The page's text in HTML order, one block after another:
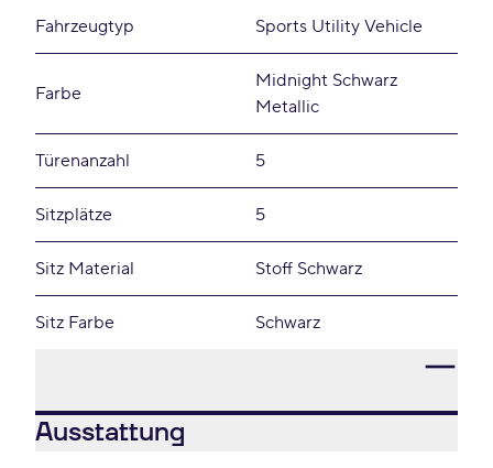
Fahrzeugtyp Sports Utility Vehicle
Farbe
Midnight Schwarz
Metallic
Türenanzahl 5
Sitzplätze 5
Sitz Material Stoff Schwarz
Sitz Farbe Schwarz
Ausstattung